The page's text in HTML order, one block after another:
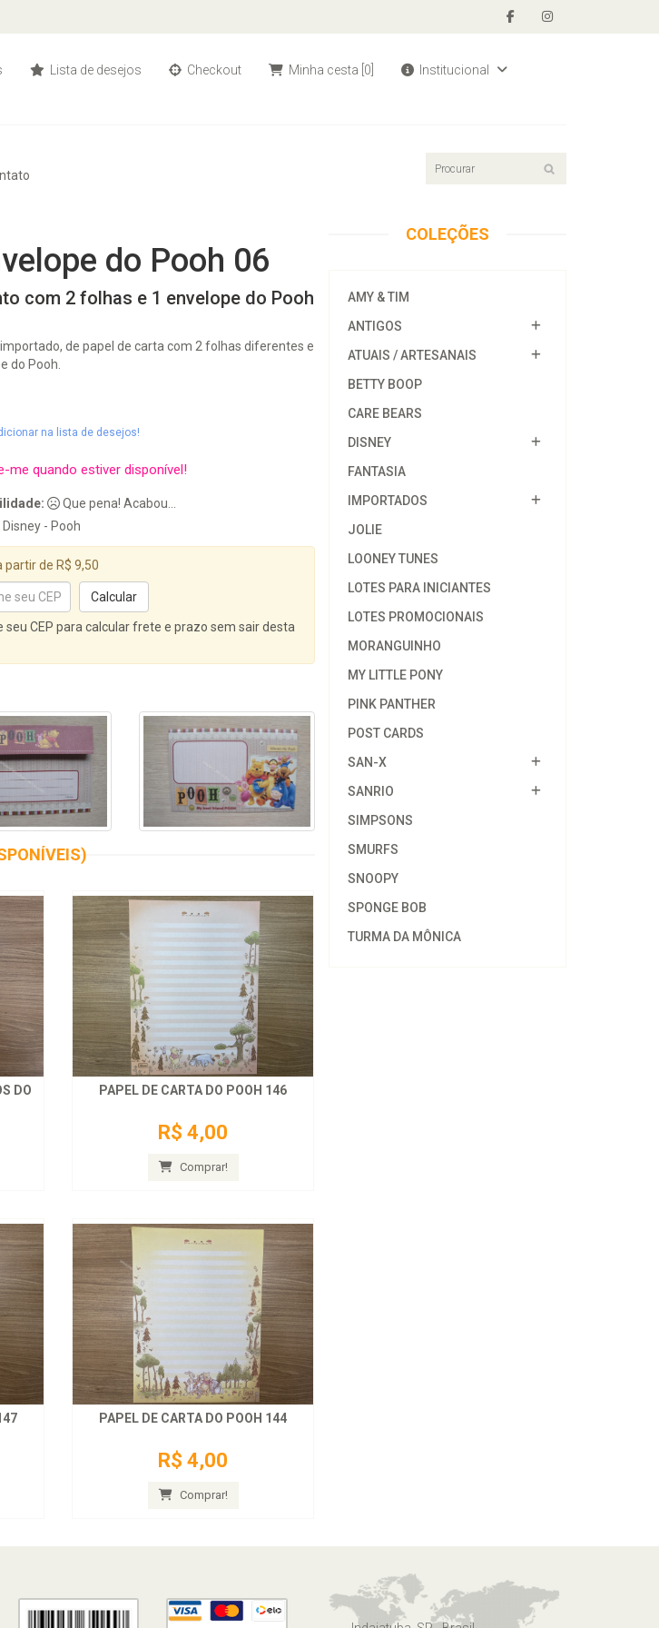
Lista de desejos Checkout Minha cesta [0]
Institucional
do Pooh 06
com 2 folhas e 1 envelope do Pooh
de papel de carta com 2 folhas diferentes e
do Pooh.
na lista de desejos!
me quando estiver disponível!
Que pena! Acabou...
Disney - Pooh
partir de R$ 9,50
seu CEP para calcular frete e prazo sem sair desta
DO
PAPEL DE CARTA DO POOH 146
R$ 4,00
Comprar!
PAPEL DE CARTA DO POOH 144
R$ 4,00
Comprar!
COLEÇÕES
AMY & TIM
ANTIGOS
ATUAIS / ARTESANAIS
BETTY BOOP
CARE BEARS
DISNEY
FANTASIA
IMPORTADOS
JOLIE
LOONEY TUNES
LOTES PARA INICIANTES
LOTES PROMOCIONAIS
MORANGUINHO
MY LITTLE PONY
PINK PANTHER
POST CARDS
SAN-X
SANRIO
SIMPSONS
SMURFS
SNOOPY
SPONGE BOB
TURMA DA MÔNICA